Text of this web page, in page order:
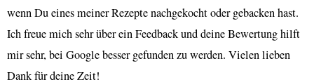
wenn Du eines meiner Rezepte nachgekocht oder gebacken hast.
Ich freue mich sehr über ein Feedback und deine Bewertung hilft
mir sehr, bei Google besser gefunden zu werden. Vielen lieben
Dank für deine Zeit!